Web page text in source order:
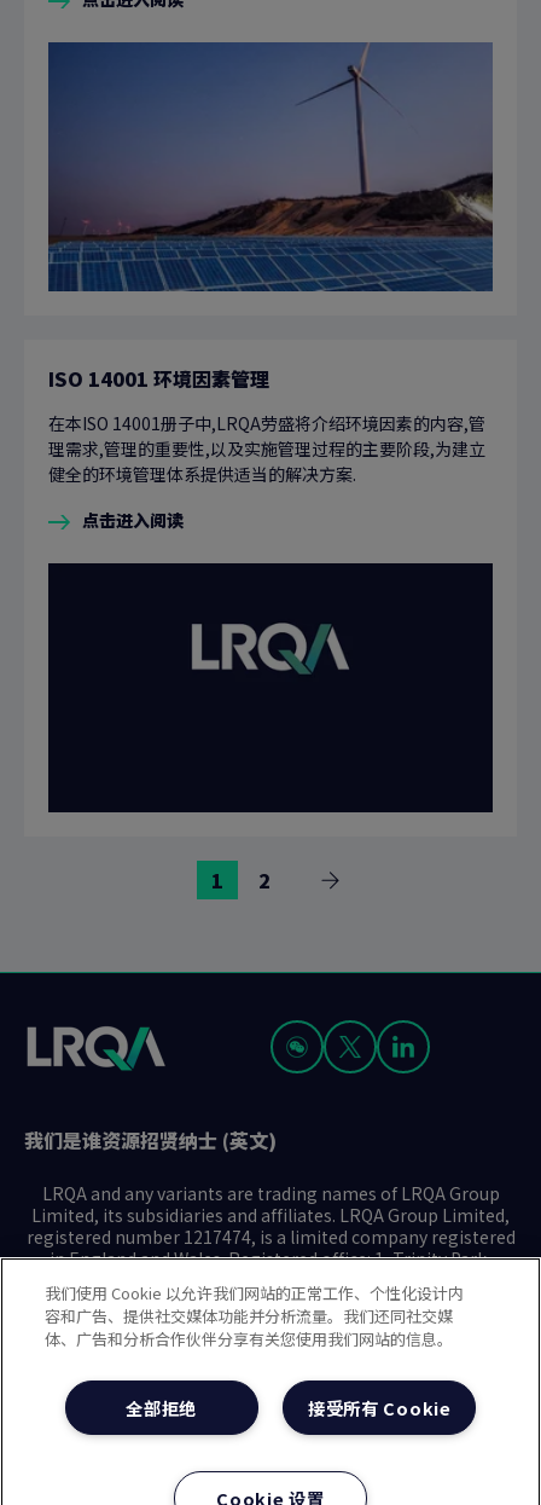
ISO 14001 环境因素管理
在本ISO 14001册子中,LRQA劳盛将介绍环境因素的内容,管
理需求,管理的重要性,以及实施管理过程的主要阶段,为建立
健全的环境管理体系提供适当的解决方案.
点击进入阅读
下
前
往
面
1
前
面
2
我们是谁资源招贤纳士 (英文)
LRQA and any variants are trading names of LRQA Group
Limited, its subsidiaries and affiliates. LRQA Group Limited,
registered number 1217474, is a limited company registered
in England and Wales. Registered office: 1, Trinity Park,
Bickenhill Lane, Birmingham B37 7ES. © 2025 LRQA Group
Limited.
治理方针(英文)沪ICP备2023029947号-1
沪公网安备31010102008508号
我们使用 Cookie 以允许我们网站的正常工作、个性化设计内
容和广告、提供社交媒体功能并分析流量。我们还同社交媒
体、广告和分析合作伙伴分享有关您使用我们网站的信息。
接受所有 Cookie
全部拒绝
Cookie 设置